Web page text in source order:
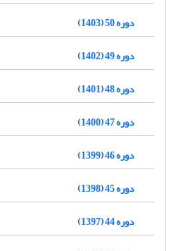
دوره 50 (1403)
دوره 49 (1402)
دوره 48 (1401)
دوره 47 (1400)
دوره 46 (1399)
دوره 45 (1398)
دوره 44 (1397)